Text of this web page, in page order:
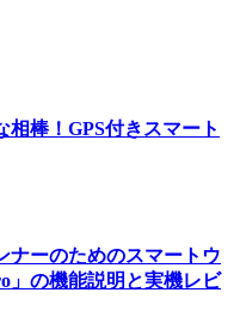
棒！GPS付きスマート
ナーのためのスマートウ
」の機能説明と実機レビ